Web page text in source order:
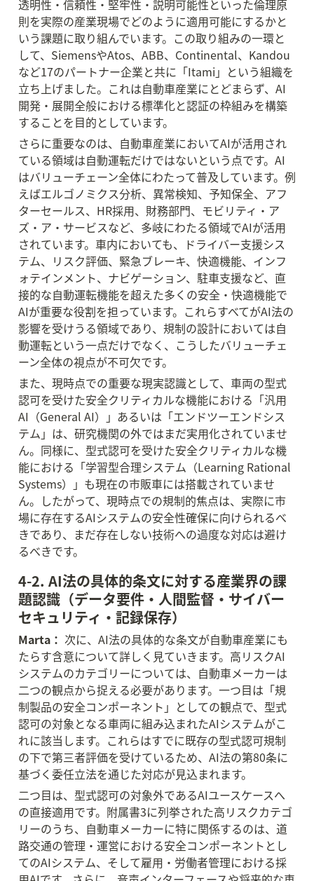
透明性・信頼性・堅牢性・説明可能性といった倫理原
則を実際の産業現場でどのように適用可能にするかと
いう課題に取り組んでいます。この取り組みの一環と
して、SiemensやAtos、ABB、Continental、Kandou
など17のパートナー企業と共に「Itami」という組織を
立ち上げました。これは自動車産業にとどまらず、AI
開発・展開全般における標準化と認証の枠組みを構築
することを目的としています。
さらに重要なのは、自動車産業においてAIが活用され
ている領域は自動運転だけではないという点です。AI
はバリューチェーン全体にわたって普及しています。例
えばエルゴノミクス分析、異常検知、予知保全、アフ
ターセールス、HR採用、財務部門、モビリティ・ア
ズ・ア・サービスなど、多岐にわたる領域でAIが活用
されています。車内においても、ドライバー支援シス
テム、リスク評価、緊急ブレーキ、快適機能、インフ
ォテインメント、ナビゲーション、駐車支援など、直
接的な自動運転機能を超えた多くの安全・快適機能で
AIが重要な役割を担っています。これらすべてがAI法の
影響を受けうる領域であり、規制の設計においては自
動運転という一点だけでなく、こうしたバリューチェ
ーン全体の視点が不可欠です。
また、現時点での重要な現実認識として、車両の型式
認可を受けた安全クリティカルな機能における「汎用
AI（General AI）」あるいは「エンドツーエンドシス
テム」は、研究機関の外ではまだ実用化されていませ
ん。同様に、型式認可を受けた安全クリティカルな機
能における「学習型合理システム（Learning Rational
Systems）」も現在の市販車には搭載されていませ
ん。したがって、現時点での規制的焦点は、実際に市
場に存在するAIシステムの安全性確保に向けられるべ
きであり、まだ存在しない技術への過度な対応は避け
るべきです。
4-2. AI法の具体的条文に対する産業界の課
題認識（データ要件・人間監督・サイバー
セキュリティ・記録保存）
Marta： 次に、AI法の具体的な条文が自動車産業にも
たらす含意について詳しく見ていきます。高リスクAI
システムのカテゴリーについては、自動車メーカーは
二つの観点から捉える必要があります。一つ目は「規
制製品の安全コンポーネント」としての観点で、型式
認可の対象となる車両に組み込まれたAIシステムがこ
れに該当します。これらはすでに既存の型式認可規制
の下で第三者評価を受けているため、AI法の第80条に
基づく委任立法を通じた対応が見込まれます。
二つ目は、型式認可の対象外であるAIユースケースへ
の直接適用です。附属書3に列挙された高リスクカテゴ
リーのうち、自動車メーカーに特に関係するのは、道
路交通の管理・運営における安全コンポーネントとし
てのAIシステム、そして雇用・労働者管理における採